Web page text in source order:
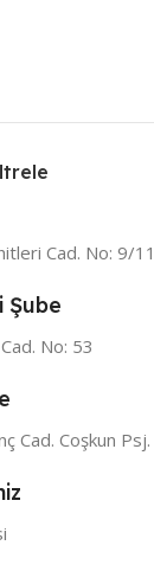
Cad. No: 9/11
Şube
No: 53
Cad. Coşkun Psj.